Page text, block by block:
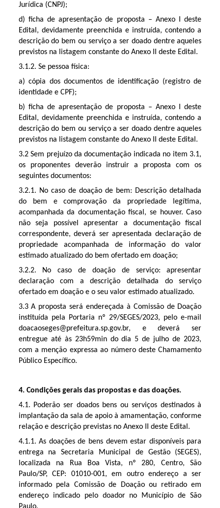
Jurídica (CNPJ);
d) ficha de apresentação de proposta – Anexo I deste
Edital, devidamente preenchida e instruída, contendo a
descrição do bem ou serviço a ser doado dentre aqueles
previstos na listagem constante do Anexo II deste Edital.
3.1.2. Se pessoa física:
a) cópia dos documentos de identificação (registro de
identidade e CPF);
b) ficha de apresentação de proposta – Anexo I deste
Edital, devidamente preenchida e instruída, contendo a
descrição do bem ou serviço a ser doado dentre aqueles
previstos na listagem constante do Anexo II deste Edital.
3.2 Sem prejuízo da documentação indicada no item 3.1,
os proponentes deverão instruir a proposta com os
seguintes documentos:
3.2.1. No caso de doação de bem: Descrição detalhada
do bem e comprovação da propriedade legítima,
acompanhada da documentação fiscal, se houver. Caso
não seja possível apresentar a documentação fiscal
correspondente, deverá ser apresentada declaração de
propriedade acompanhada de informação do valor
estimado atualizado do bem ofertado em doação;
3.2.2. No caso de doação de serviço: apresentar
declaração com a descrição detalhada do serviço
ofertado em doação e o seu valor estimado atualizado.
3.3 A proposta será endereçada à Comissão de Doação
instituída pela Portaria nº 29/SEGES/2023, pelo e-mail
doacaoseges@prefeitura.sp.gov.br, e deverá ser
entregue até às 23h59min do dia 5 de julho de 2023,
com a menção expressa ao número deste Chamamento
Público Específico.
4. Condições gerais das propostas e das doações.
4.1. Poderão ser doados bens ou serviços destinados à
implantação da sala de apoio à amamentação, conforme
relação e descrição previstas no Anexo II deste Edital.
4.1.1. As doações de bens devem estar disponíveis para
entrega na Secretaria Municipal de Gestão (SEGES),
localizada na Rua Boa Vista, nº 280, Centro, São
Paulo/SP, CEP: 01010-001, em outro endereço a ser
informado pela Comissão de Doação ou retirado em
endereço indicado pelo doador no Município de São
Paulo.